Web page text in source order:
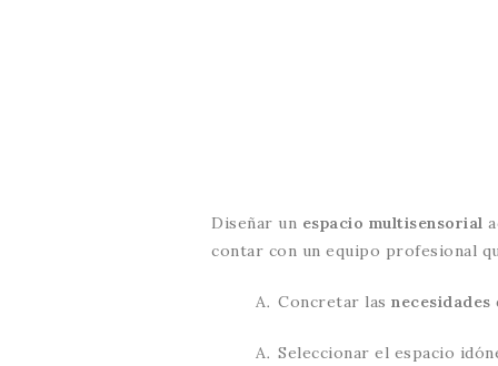
Diseñar un espacio multisensorial
contar con un equipo profesional
Concretar las necesidades
Seleccionar el espacio